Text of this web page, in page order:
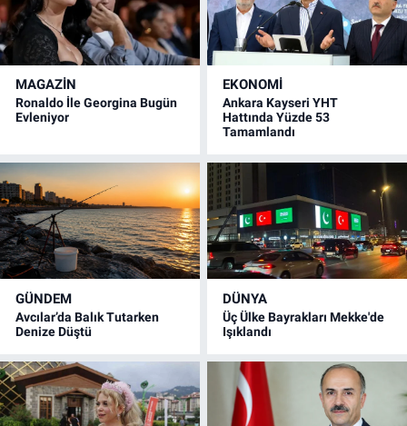
MAGAZİN
Ronaldo İle Georgina Bugün
Evleniyor
EKONOMİ
Ankara Kayseri YHT
Hattında Yüzde 53
Tamamlandı
GÜNDEM
Avcılar’da Balık Tutarken
Denize Düştü
DÜNYA
Üç Ülke Bayrakları Mekke'de
Işıklandı